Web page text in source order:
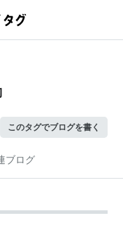
このタグでブログを書く
ブログ